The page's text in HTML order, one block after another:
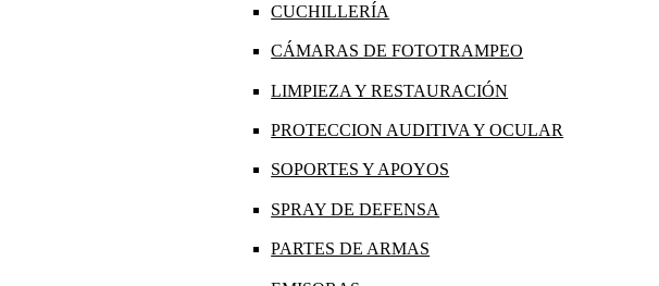
CUCHILLERÍA
CÁMARAS DE FOTOTRAMPEO
LIMPIEZA Y RESTAURACIÓN
PROTECCION AUDITIVA Y OCULAR
SOPORTES Y APOYOS
SPRAY DE DEFENSA
PARTES DE ARMAS